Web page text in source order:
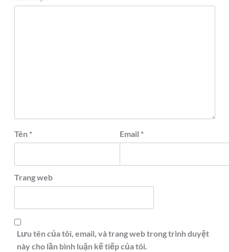
Tên * Email *
Trang web
Lưu tên của tôi, email, và trang web trong trình duyệt
này cho lần bình luận kế tiếp của tôi.